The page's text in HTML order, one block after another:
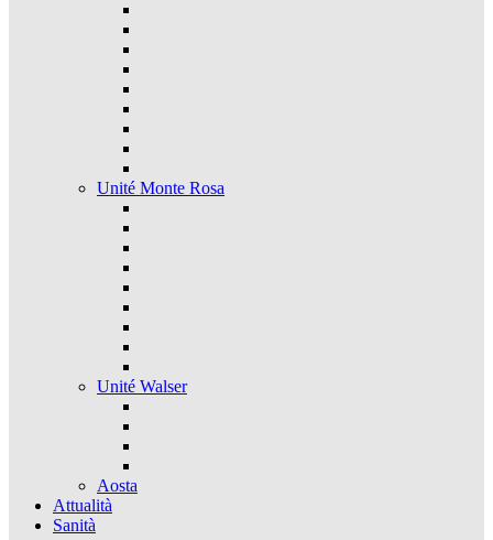
Unité Monte Rosa
Unité Walser
Aosta
Attualità
Sanità